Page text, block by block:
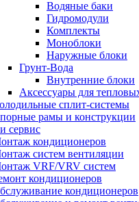
Водяные баки
Гидромодули
Комплекты
Моноблоки
Наружные блоки
Грунт-Вода
Внутренние блоки
Аксессуары для
сплит-системы
рамы и конструкции
сервис
кондиционеров
систем вентиляции
VRF/VRV систем
кондиционеров
кондиционеров